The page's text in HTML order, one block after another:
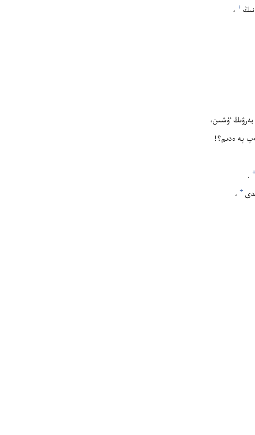
+ ‏،‏
بە‌رۋىڭ ٷشىن،‏
پە ە‌دىم؟‏!‏
‏.‏
+ ‏،‏